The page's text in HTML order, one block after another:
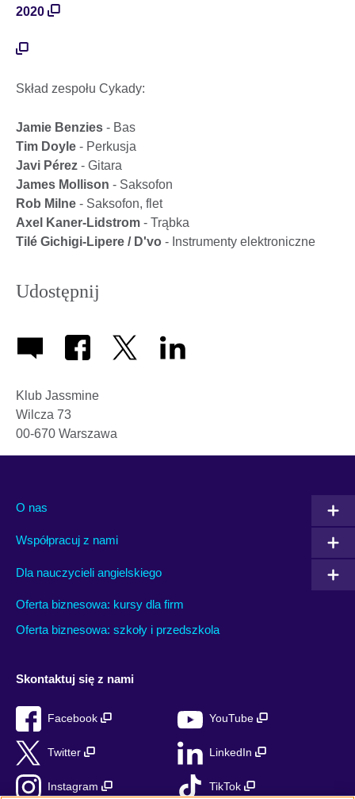
2020
Skład zespołu Cykady:
Jamie Benzies - Bas
Tim Doyle - Perkusja
Javi Pérez - Gitara
James Mollison - Saksofon
Rob Milne - Saksofon, flet
Axel Kaner-Lidstrom - Trąbka
Tilé Gichigi-Lipere / D'vo - Instrumenty elektroniczne
Udostępnij
Klub Jassmine
Wilcza 73
00-670 Warszawa
O nas
Współpracuj z nami
Dla nauczycieli angielskiego
Oferta biznesowa: kursy dla firm
Oferta biznesowa: szkoły i przedszkola
Skontaktuj się z nami
Facebook YouTube
Twitter LinkedIn
Instagram TikTok